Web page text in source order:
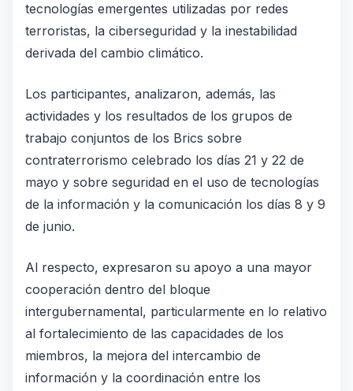
tecnologías emergentes utilizadas por redes
terroristas, la ciberseguridad y la inestabilidad
derivada del cambio climático.
Los participantes, analizaron, además, las
actividades y los resultados de los grupos de
trabajo conjuntos de los Brics sobre
contraterrorismo celebrado los días 21 y 22 de
mayo y sobre seguridad en el uso de tecnologías
de la información y la comunicación los días 8 y 9
de junio.
Al respecto, expresaron su apoyo a una mayor
cooperación dentro del bloque
intergubernamental, particularmente en lo relativo
al fortalecimiento de las capacidades de los
miembros, la mejora del intercambio de
información y la coordinación entre los